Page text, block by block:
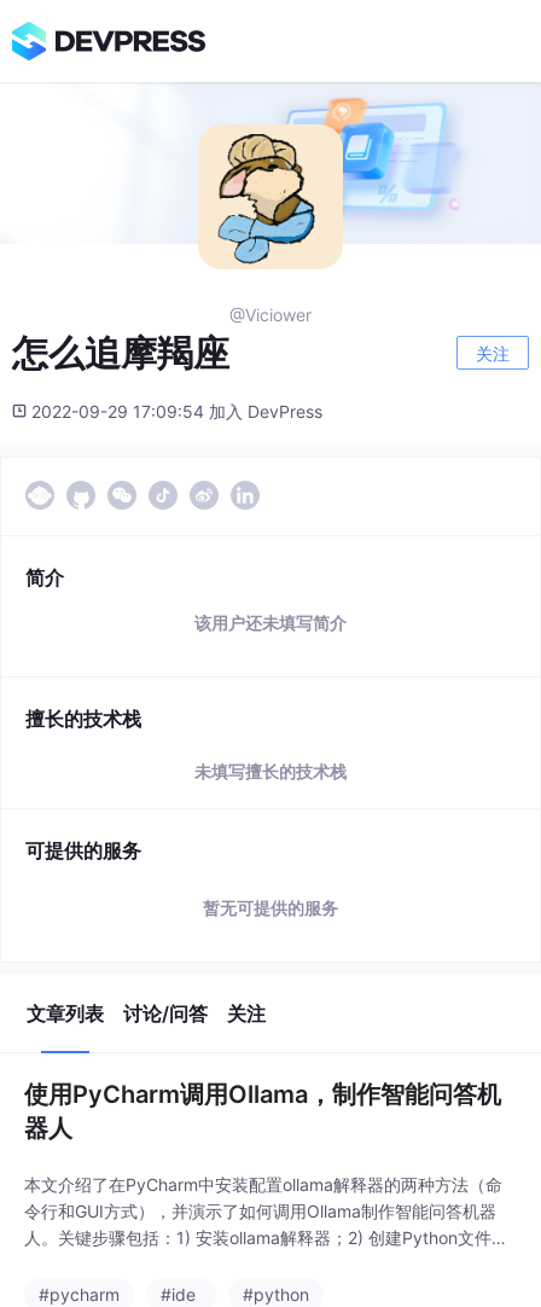
@Viciower
怎么追摩羯座 关注
2022-09-29 17:09:54 加入 DevPress
简介
该用户还未填写简介
擅长的技术栈
未填写擅长的技术栈
可提供的服务
暂无可提供的服务
文章列表 讨论/问答 关注
使用PyCharm调用Ollama，制作智能问答机
器人
本文介绍了在PyCharm中安装配置ollama解释器的两种方法（命
令行和GUI方式），并演示了如何调用Ollama制作智能问答机器
人。关键步骤包括：1) 安装ollama解释器；2) 创建Python文件并
互。注意事项包括确保Ollama服务运行、正确配置默认地址和端
#pycharm #ide #python